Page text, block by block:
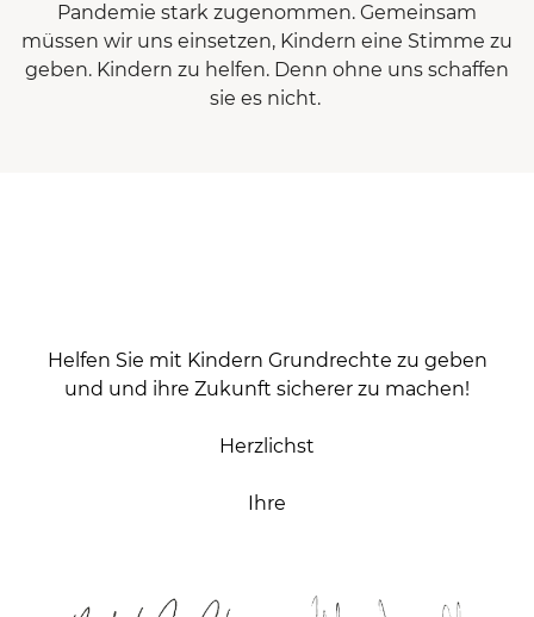
Pandemie stark zugenommen. Gemeinsam
müssen wir uns einsetzen, Kindern eine Stimme zu
geben. Kindern zu helfen. Denn ohne uns schaffen
sie es nicht.
Helfen Sie mit Kindern Grundrechte zu geben
und und ihre Zukunft sicherer zu machen!
Herzlichst
Ihre